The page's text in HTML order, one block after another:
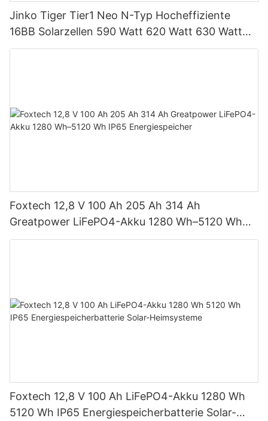
Jinko Tiger Tier1 Neo N-Typ Hocheffiziente
16BB Solarzellen 590 Watt 620 Watt 630 Watt
650 Watt Bifaziales Modul mit Dual
Foxtech 12,8 V 100 Ah 205 Ah 314 Ah
Greatpower LiFePO4-Akku 1280 Wh–5120 Wh
IP65 Energiespeicher
Foxtech 12,8 V 100 Ah LiFePO4-Akku 1280 Wh
5120 Wh IP65 Energiespeicherbatterie Solar-